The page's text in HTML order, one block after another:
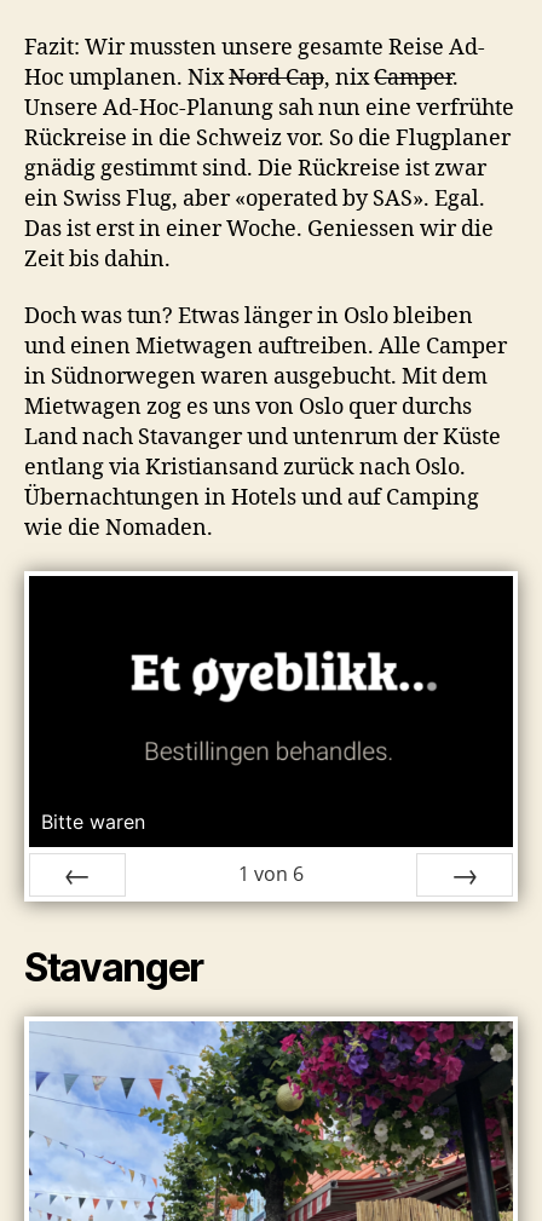
Fazit: Wir mussten unsere gesamte Reise Ad-
Hoc umplanen. NixNord Cap, nixCamper.
Unsere Ad-Hoc-Planung sah nun eine verfrühte
Rückreise in die Schweiz vor. So die Flugplaner
gnädig gestimmt sind. Die Rückreise ist zwar
ein Swiss Flug, aber «operated by SAS». Egal.
Das ist erst in einer Woche. Geniessen wir die
Zeit bis dahin.
Doch was tun? Etwas länger in Oslo bleiben
und einen Mietwagen auftreiben. Alle Camper
in Südnorwegen waren ausgebucht. Mit dem
Mietwagen zog es uns von Oslo quer durchs
Land nach Stavanger und untenrum der Küste
entlang via Kristiansand zurück nach Oslo.
Übernachtungen in Hotels und auf Camping
wie die Nomaden.
Bitte waren
ZURÜCK
1 von 6
VOR
Stavanger